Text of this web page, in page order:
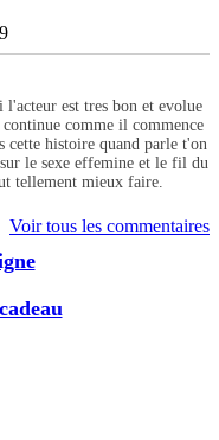
l'acteur est tres bon et evolue
comme il commence
cette histoire quand parle t'on
le sexe effemine et le fil du
tellement mieux faire.
Voir tous les commentaires